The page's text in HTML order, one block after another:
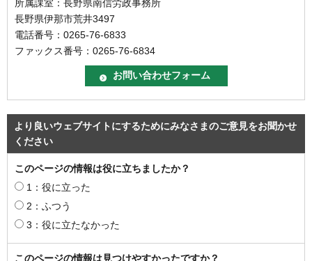
所属課室：長野県南信労政事務所
長野県伊那市荒井3497
電話番号：0265-76-6833
ファックス番号：0265-76-6834
より良いウェブサイトにするためにみなさまのご意見をお聞かせ
ください
このページの情報は役に立ちましたか？
1：役に立った
2：ふつう
3：役に立たなかった
このページの情報は見つけやすかったですか？